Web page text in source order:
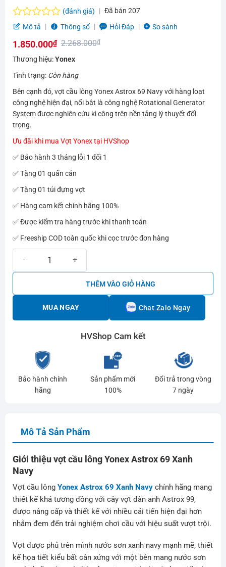
Được
hạng
0.0
5
sao
(đánh giá) Đã bán 207
Mô tả
Thông số Hỏi Đáp So sánh
2.268.000₫
Giá
2.268.000₫.
1.850.000₫
Giá
là:
1.850.000₫.
Thương hiệu:Yonex
Tình trạng: Còn hàng
Bên cạnh đó, vợt cầu lông Yonex Astrox 69 Navy với hàng loạt
công nghệ hiện đại, nổi bật là công nghệ Rotational Generator
System được nghiên cứu kì công trên nền tảng lý thuyết đối
trọng.
Ưu đãi khi mua Vợt Yonex tại HVShop
✅ Bảo hành 3 tháng lỗi 1 đổi 1
✅ Tặng 01 quấn cán
✅ Tặng 01 túi đựng vợt
✅ Hàng cam kết chính hãng 100%
✅ Được kiểm tra hàng trước khi thanh toán
✅ Freeship COD toàn quốc khi cọc trước đơn hàng
THÊM VÀO GIỎ HÀNG
MUA NGAY Chat Zalo Ngay
HVShop Cam kết
Bảo hành chính
hãng
Sản phẩm mới
100%
Đổi trả trong vòng
7 ngày
Mô Tả Sản Phẩm
Giới thiệu vợt cầu lông Yonex Astrox 69 Xanh
Navy
Vợt cầu lông Yonex Astrox 69 Xanh Navychính hãng mang
thiết kế khá tương đồng với cây vợt đàn anh Astrox 99,
được nâng cấp và thiết kế với nhiều cải tiến hiện đại hơn
nhằm đem đến trải nghiệm chơi cầu với hiệu suất vượt trội.
Vợt được phủ trên mình nước sơn xanh navy mạnh mẽ, thiết
kế họa tiết kiểu bất cân xứng với một bên mang nước sơn